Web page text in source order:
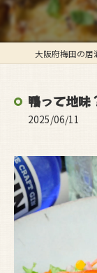
鴨って地味
2025/06/11